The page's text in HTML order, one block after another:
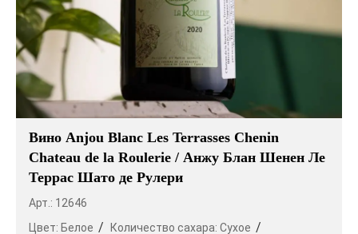
Вино Anjou Blanc Les Terrasses Chenin
Chateau de la Roulerie / Анжу Блан Шенен Ле
Террас Шато де Рулери
Арт.: 12646
Цвет: Белое Количество сахара: Сухое